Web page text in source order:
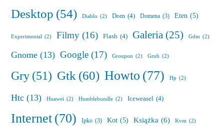
Desktop (54) Diablo (2) Dom (4) Domena (3) Eten (5)
Experimental (2) Filmy (16) Flash (4) Galeria (25) Gdm (2)
Gnome (13) Google (17) Groupon (2) Grub (2)
Gry(51) Gtk(60) Howto (77) Hp (2)
Htc (13) Huawei (2) Humblebundle (2) Iceweasel (4)
Internet(70) Ipko (3) Kot (5) Książka (6) Kvm (2)